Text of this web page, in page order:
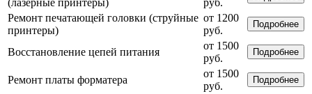
(лазерные принтеры)
руб.
Ремонт печатающей головки (струйные
принтеры)
от 1200
руб.
Подробнее
Восстановление цепей питания
от 1500
руб.
Подробнее
Ремонт платы форматера
от 1500
руб.
Подробнее